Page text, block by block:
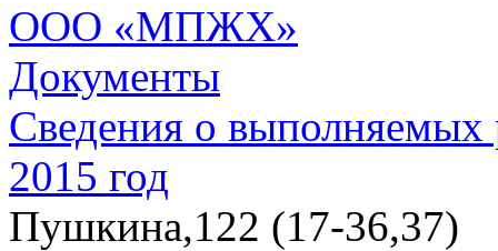
ООО «МПЖХ»
Документы
Сведения о выполняемых
2015 год
Пушкина,122 (17-36,37)